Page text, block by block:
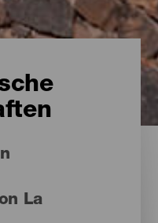
La